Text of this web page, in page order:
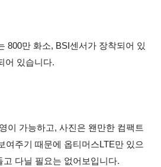
800만 화소, BSI센서가 장착되어 있
어 있습니다.
이 가능하고, 사진은 왠만한 컴팩트
여주기 때문에 옵티머스LTE만 있으
다닐 필요는 없어보입니다.